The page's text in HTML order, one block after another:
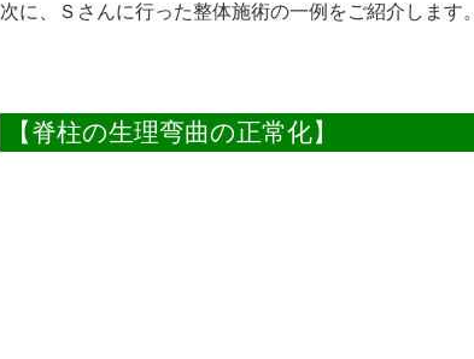
次に、Ｓさんに行った整体施術の一例をご紹介します。
【脊柱の生理弯曲の正常化】